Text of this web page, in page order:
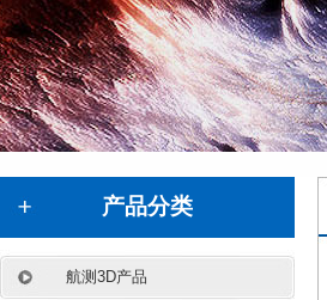
产品分类
航测3D产品